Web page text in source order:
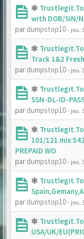
with DOB/SIN/
par dumpstop10- jeu.
Track 1&2
par dumpstop10- jeu.
SSN-DL-ID-
par dumpstop10- jeu.
101/121
PREPAID WO
par dumpstop10- jeu.
par dumpstop10- jeu.
USA/UK/